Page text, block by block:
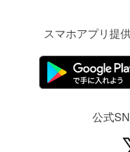
スマホアプリ提
公式